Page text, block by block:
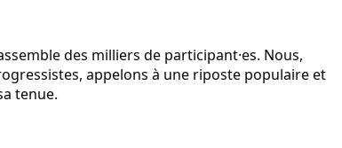
des milliers de participant·es. Nous,
appelons à une riposte populaire et
tenue.